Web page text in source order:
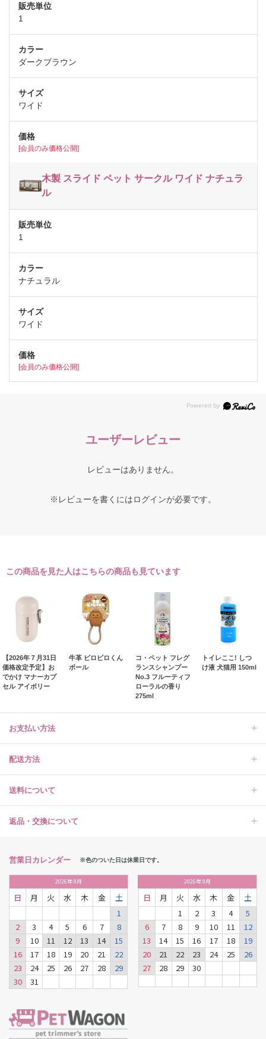
1
ダークブラウン
ワイド
[会員のみ価格公開]
木製 スライド ペット サークル ワイド ナチュラ
ル
1
ナチュラル
ワイド
[会員のみ価格公開]
ユーザーレビュー
レビューはありません。
※レビューを書くにはログインが必要です。
この商品を見た人はこちらの商品も見ています
【2026年７月31日
価格改定予定】お
でかけ マナーカプ
セル アイボリー
牛革 ピロピロくん
ボール
コ・ペット フレグ
ランスシャンプー
No.3 フルーティフ
ローラルの香り
275ml
トイレここ! しつ
け液 犬猫用 150ml
お支払い方法
配送方法
送料について
返品・交換について
営業日カレンダー ※色のついた日は休業日です。
2026年8月
日 月 火 水 木 金
土
1
2
3 4 5 6 7
8
9
10 11 12 13 14
15
16
17 18 19 20 21
22
23
24 25 26 27 28
29
30
31
2026年9月
日 月 火 水 木 金
土
1
2 3 4
5
6
7 8 9 10 11
12
13
14 15 16 17 18
19
20
21 22 23 24 25
26
27
28 29 30